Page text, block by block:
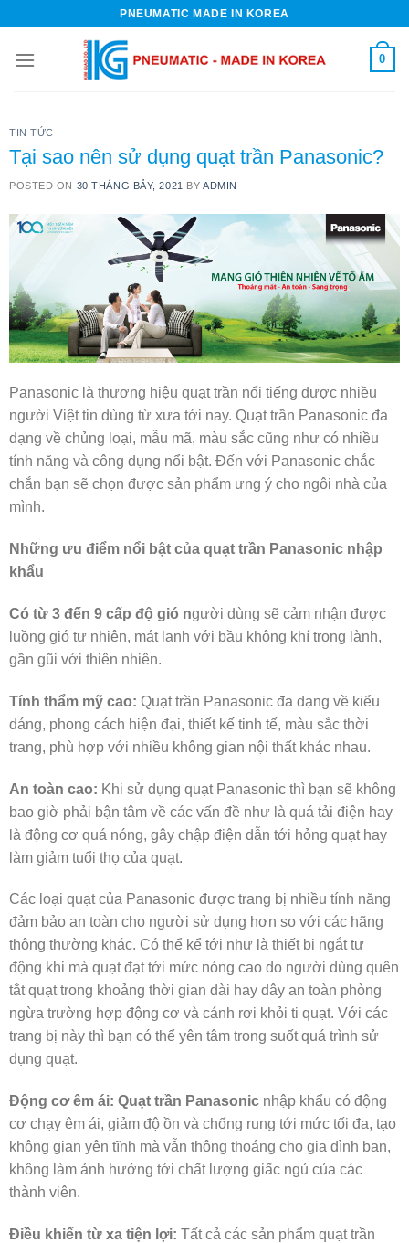
content
PNEUMATIC MADE IN KOREA
0
TIN TỨC
Tại sao nên sử dụng quạt trần Panasonic?
POSTED ON 30 THÁNG BẢY, 2021 BY ADMIN
Panasonic là thương hiệu quạt trần nổi tiếng được nhiều
người Việt tin dùng từ xưa tới nay. Quạt trần Panasonic đa
dạng về chủng loại, mẫu mã, màu sắc cũng như có nhiều
tính năng và công dụng nổi bật. Đến với Panasonic chắc
chắn bạn sẽ chọn được sản phẩm ưng ý cho ngôi nhà của
mình.
Những ưu điểm nổi bật của quạt trần Panasonic nhập
khẩu
Có từ 3 đến 9 cấp độ gió người dùng sẽ cảm nhận được
luồng gió tự nhiên, mát lạnh với bầu không khí trong lành,
gần gũi với thiên nhiên.
Tính thẩm mỹ cao: Quạt trần Panasonic đa dạng về kiểu
dáng, phong cách hiện đại, thiết kế tinh tế, màu sắc thời
trang, phù hợp với nhiều không gian nội thất khác nhau.
An toàn cao: Khi sử dụng quạt Panasonic thì bạn sẽ không
bao giờ phải bận tâm về các vấn đề như là quá tải điện hay
là động cơ quá nóng, gây chập điện dẫn tới hỏng quạt hay
làm giảm tuổi thọ của quạt.
Các loại quạt của Panasonic được trang bị nhiều tính năng
đảm bảo an toàn cho người sử dụng hơn so với các hãng
thông thường khác. Có thể kể tới như là thiết bị ngắt tự
động khi mà quạt đạt tới mức nóng cao do người dùng quên
tắt quạt trong khoảng thời gian dài hay dây an toàn phòng
ngừa trường hợp động cơ và cánh rơi khỏi ti quạt. Với các
trang bị này thì bạn có thể yên tâm trong suốt quá trình sử
dụng quạt.
Động cơ êm ái: Quạt trần Panasonic nhập khẩu có động
cơ chạy êm ái, giảm độ ồn và chống rung tới mức tối đa, tạo
không gian yên tĩnh mà vẫn thông thoáng cho gia đình bạn,
không làm ảnh hưởng tới chất lượng giấc ngủ của các
thành viên.
Điều khiển từ xa tiện lợi: Tất cả các sản phẩm quạt trần